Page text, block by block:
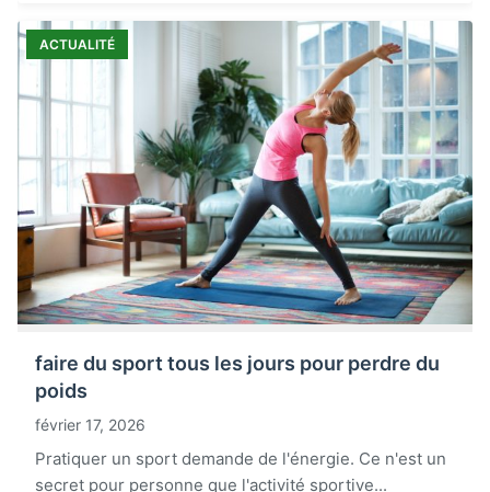
ACTUALITÉ
faire du sport tous les jours pour perdre du
poids
février 17, 2026
Pratiquer un sport demande de l'énergie. Ce n'est un
secret pour personne que l'activité sportive...